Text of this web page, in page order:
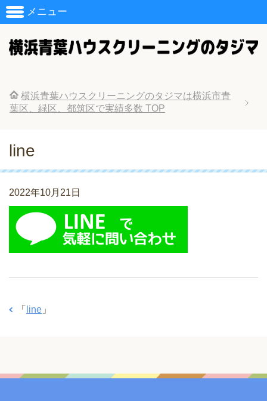
メニュー
横浜青葉ハウスクリーニングのタジマは横浜市青
葉区、緑区、都筑区で実績多数 TOP
line
2022年10月21日
「 line 」